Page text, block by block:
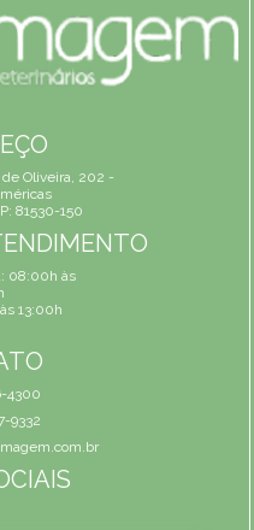
de Oliveira, 202 -
81530-150
08:00h às
13:00h
4300
9332